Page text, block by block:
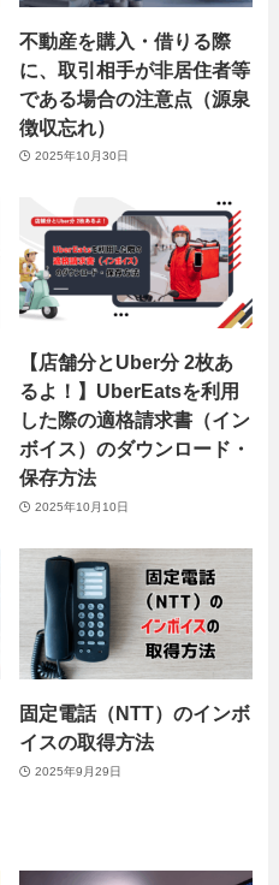
不動産を購入・借りる際
に、取引相手が非居住者等
である場合の注意点（源泉
徴収忘れ）
2025年10月30日
【店舗分とUber分 2枚あ
るよ！】UberEatsを利用
した際の適格請求書（イン
ボイス）のダウンロード・
保存方法
2025年10月10日
固定電話（NTT）のインボ
イスの取得方法
2025年9月29日